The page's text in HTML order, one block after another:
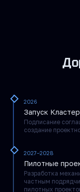
2026
Запуск
Подписание
создание
2027–2028
Пилотные
Разработка
частным
пилотных